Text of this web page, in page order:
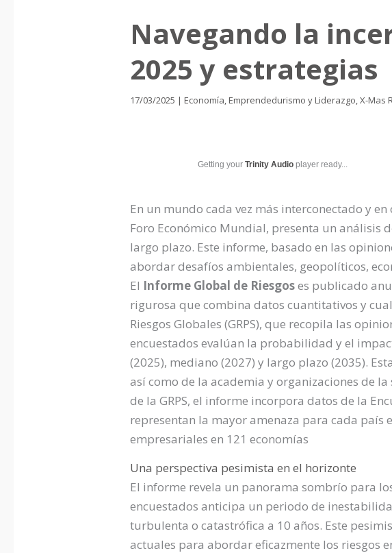
Navegando la
2025 y estrategias
17/03/2025 | Economía,Emprendedurismo y Liderazgo,X-Mas
Getting your Trinity Audio player ready...
En un mundo cada vez más interconectado y
Foro Económico Mundial, presenta un análisis
largo plazo. Este informe, basado en las
abordar desafíos ambientales, geopolíticos,
El Informe Global de Riesgoses publicado
rigurosa que combina datos cuantitativos y
Riesgos Globales (GRPS), que recopila las
encuestados evalúan la probabilidad y el
(2025), mediano (2027) y largo plazo (2035).
así como de la academia y organizaciones de
de la GRPS, el informe incorpora datos de la
representan la mayor amenaza para cada país
empresariales en 121 economías
Una perspectiva pesimista en el horizonte
El informe revela un panorama sombrío para
encuestados anticipa un periodo de
turbulenta o catastrófica a 10 años. Este
actuales para abordar eficazmente los riesgos